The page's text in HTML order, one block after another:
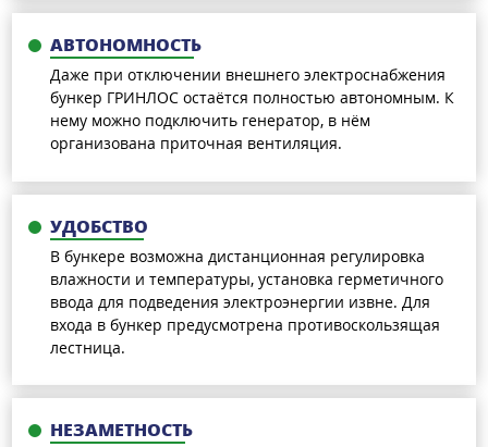
АВТОНОМНОСТЬ
Даже при отключении внешнего электроснабжения
бункер ГРИНЛОС остаётся полностью автономным. К
нему можно подключить генератор, в нём
организована приточная вентиляция.
УДОБСТВО
В бункере возможна дистанционная регулировка
влажности и температуры, установка герметичного
ввода для подведения электроэнергии извне. Для
входа в бункер предусмотрена противоскользящая
лестница.
НЕЗАМЕТНОСТЬ